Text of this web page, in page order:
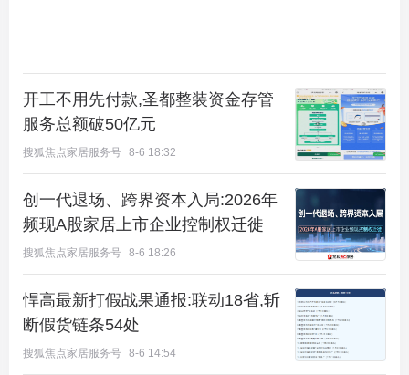
南北双防火挑檐，南向横跨客厅与次卧，进深1.5
米、长9米，面积13.5㎡；北向进深1.3米、长3.2
米，面积4.16㎡——仅防火挑檐一项，就送了17.66
㎡。加上设备平台7.42㎡、内嵌阳台3.42㎡，总计赠
送约28.5㎡ 。
开工不用先付款,圣都整装资金存管
服务总额破50亿元
搜狐焦点家居服务号 8-6 18:32
创一代退场、跨界资本入局:2026年
频现A股家居上市企业控制权迁徙
搜狐焦点家居服务号 8-6 18:26
悍高最新打假战果通报:联动18省,斩
断假货链条54处
搜狐焦点家居服务号 8-6 14:54